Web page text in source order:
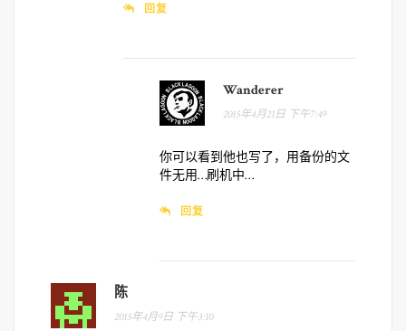
回复
Wanderer
2015年4月21日 下午7:49
你可以看到他也写了，用备份的文
件无用…刷机中…
回复
陈
2015年4月9日 下午3:10